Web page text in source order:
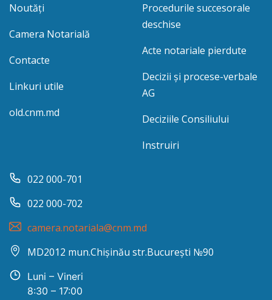
Noutăți
Camera Notarială
Contacte
Linkuri utile
old.cnm.md
Procedurile succesorale
deschise
Acte notariale pierdute
Decizii și procese-verbale
AG
Deciziile Consiliului
Instruiri
022 000-701
022 000-702
camera.notariala@cnm.md
MD2012 mun.Chișinău str.București №90
Luni – Vineri
8:30 – 17:00